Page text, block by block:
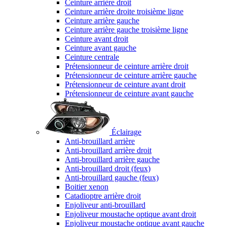
Ceinture arrière droit
Ceinture arrière droite troisième ligne
Ceinture arrière gauche
Ceinture arrière gauche troisième ligne
Ceinture avant droit
Ceinture avant gauche
Ceinture centrale
Prétensionneur de ceinture arrière droit
Prétensionneur de ceinture arrière gauche
Prétensionneur de ceinture avant droit
Prétensionneur de ceinture avant gauche
Éclairage
Anti-brouillard arrière
Anti-brouillard arrière droit
Anti-brouillard arrière gauche
Anti-brouillard droit (feux)
Anti-brouillard gauche (feux)
Boitier xenon
Catadioptre arrière droit
Enjoliveur anti-brouillard
Enjoliveur moustache optique avant droit
Enjoliveur moustache optique avant gauche